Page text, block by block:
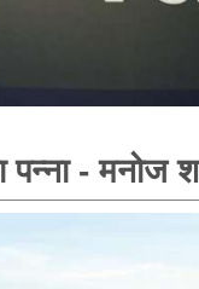
- मनोज